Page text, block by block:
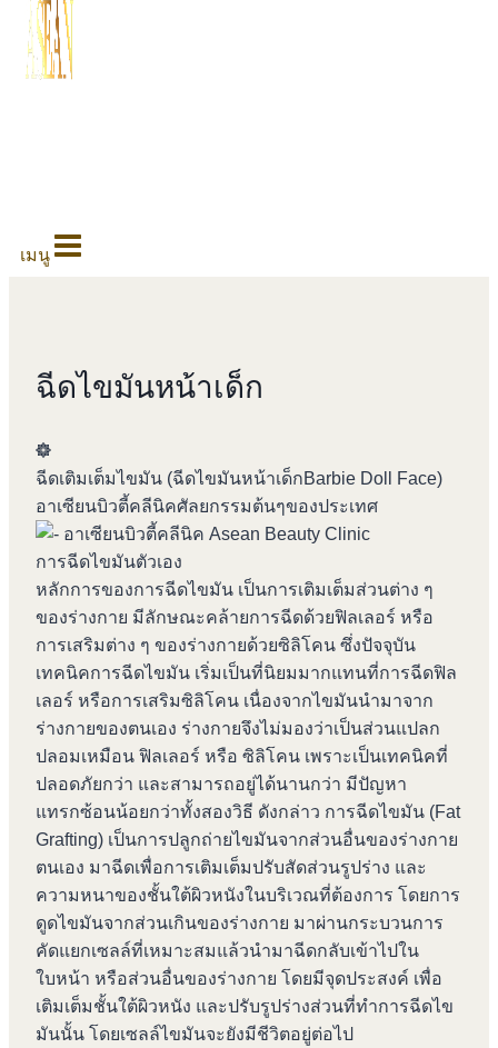
เมนู
ฉีดไขมันหน้าเด็ก
ฉีดเติมเต็มไขมัน (ฉีดไขมันหน้าเด็กBarbie Doll Face)
อาเซียนบิวตี้คลีนิคศัลยกรรมต้นๆของประเทศ
การฉีดไขมันตัวเอง
หลักการของการฉีดไขมัน เป็นการเติมเต็มส่วนต่าง ๆ
ของร่างกาย มีลักษณะคล้ายการฉีดด้วยฟิลเลอร์ หรือ
การเสริมต่าง ๆ ของร่างกายด้วยซิลิโคน ซึ่งปัจจุบัน
เทคนิคการฉีดไขมัน เริ่มเป็นที่นิยมมากแทนที่การฉีดฟิล
เลอร์ หรือการเสริมซิลิโคน เนื่องจากไขมันนำมาจาก
ร่างกายของตนเอง ร่างกายจึงไม่มองว่าเป็นส่วนแปลก
ปลอมเหมือน ฟิลเลอร์ หรือ ซิลิโคน เพราะเป็นเทคนิคที่
ปลอดภัยกว่า และสามารถอยู่ได้นานกว่า มีปัญหา
แทรกซ้อนน้อยกว่าทั้งสองวิธี ดังกล่าว การฉีดไขมัน (Fat
Grafting) เป็นการปลูกถ่ายไขมันจากส่วนอื่นของร่างกาย
ตนเอง มาฉีดเพื่อการเติมเต็มปรับสัดส่วนรูปร่าง และ
ความหนาของชั้นใต้ผิวหนังในบริเวณที่ต้องการ โดยการ
ดูดไขมันจากส่วนเกินของร่างกาย มาผ่านกระบวนการ
คัดแยกเซลล์ที่เหมาะสมแล้วนำมาฉีดกลับเข้าไปใน
ใบหน้า หรือส่วนอื่นของร่างกาย โดยมีจุดประสงค์ เพื่อ
เติมเต็มชั้นใต้ผิวหนัง และปรับรูปร่างส่วนที่ทำการฉีดไข
มันนั้น โดยเซลล์ไขมันจะยังมีชีวิตอยู่ต่อไป